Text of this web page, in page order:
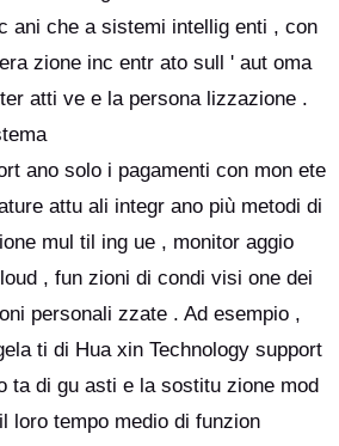
ani che a sistemi intellig enti , con
zione inc entr ato sull ' aut oma
atti ve e la persona lizzazione .
ano solo i pagamenti con mon ete
attu ali integr ano più metodi di
mul til ing ue , monitor aggio
, fun zioni di condi visi one dei
personali zzate . Ad esempio ,
ti di Hua xin Technology support
ta di gu asti e la sostitu zione mod
loro tempo medio di funzion